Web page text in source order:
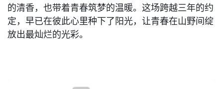
的清香，也带着青春筑梦的温暖。这场跨越三年的约
定，早已在彼此心里种下了阳光，让青春在山野间绽
放出最灿烂的光彩。